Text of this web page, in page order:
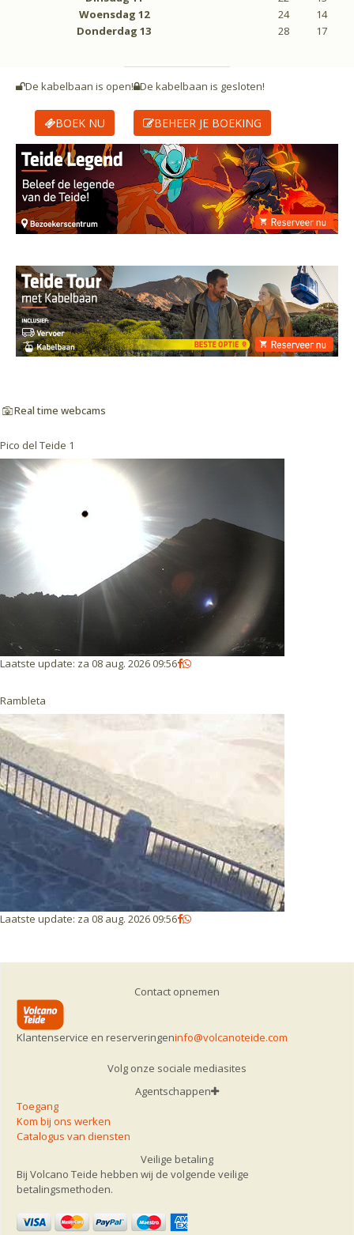
Woensdag 12 24
14
Donderdag 13 28 17
De kabelbaan is open!
BOEK NU
De kabelbaan is gesloten!
BEHEER JE BOEKING
Real time webcams
Pico del Teide 1
Laatste update: za 08 aug. 2026 09:56
Rambleta
Laatste update: za 08 aug. 2026 09:56
Contact opnemen
Klantenservice en reserveringeninfo@volcanoteide.com
Volg onze sociale mediasites
Agentschappen
Toegang
Kom bij ons werken
Catalogus van diensten
Veilige betaling
Bij Volcano Teide hebben wij de volgende veilige
betalingsmethoden.